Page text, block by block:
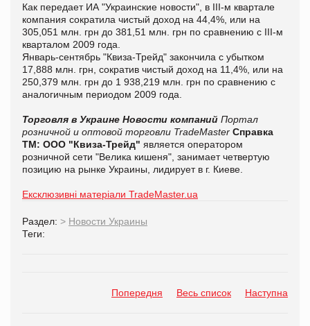
Как передает ИА "Украинские новости", в III-м квартале
компания сократила чистый доход на 44,4%, или на
305,051 млн. грн до 381,51 млн. грн по сравнению с III-м
кварталом 2009 года.
Январь-сентябрь "Квиза-Трейд" закончила с убытком
17,888 млн
грн, сократив чистый доход на 11,4%, или на
250,379 млн
грн до 1 938,219 млн
грн по сравнению с
аналогичным периодом 2009 года.
Торговля в Украине Новости компаний Портал
розничной и оптовой торговли TradeMaster Справка
ТМ: ООО "Квиза-Трейд" является оператором
розничной сети "Велика кишеня", занимает четвертую
позицию на рынке Украины, лидирует в г. Киеве.
Ексклюзивні матеріали TradeMaster.ua
Раздел: > Новости Украины
Теги:
Попередня Весь список Наступна